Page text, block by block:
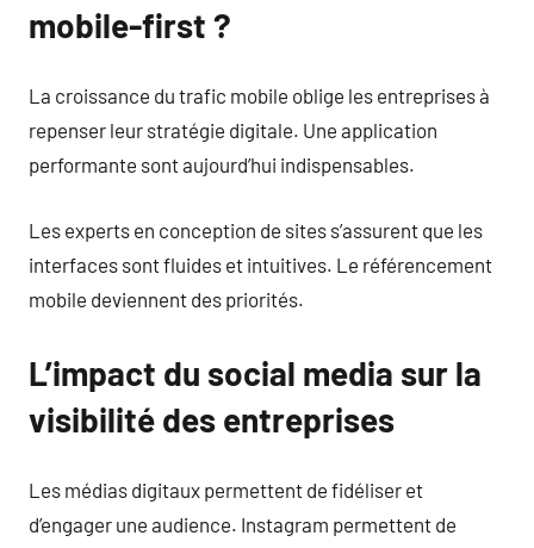
mobile-first ?
La croissance du trafic mobile oblige les entreprises à
repenser leur stratégie digitale. Une application
performante sont aujourd’hui indispensables.
Les experts en conception de sites s’assurent que les
interfaces sont fluides et intuitives. Le référencement
mobile deviennent des priorités.
L’impact du social media sur la
visibilité des entreprises
Les médias digitaux permettent de fidéliser et
d’engager une audience. Instagram permettent de